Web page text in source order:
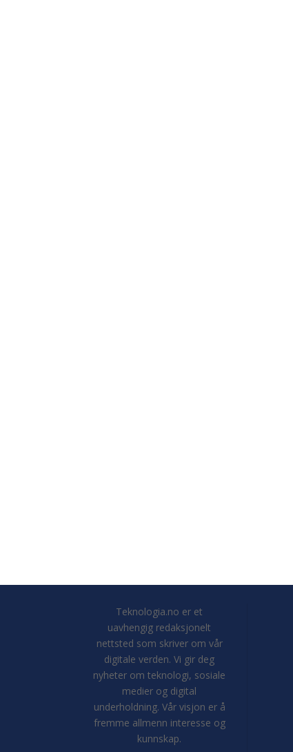
Teknologia.no er et
uavhengig redaksjonelt
nettsted som skriver om vår
digitale verden. Vi gir deg
nyheter om teknologi, sosiale
medier og digital
underholdning. Vår visjon er å
fremme allmenn interesse og
kunnskap.